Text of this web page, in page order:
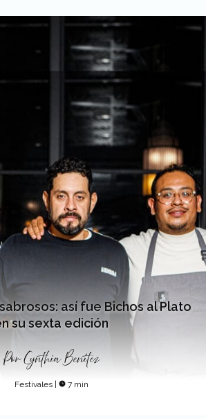
así fue Bichos al Plato
su sexta edición
PorCynthia Benítez
Festivales 7 min